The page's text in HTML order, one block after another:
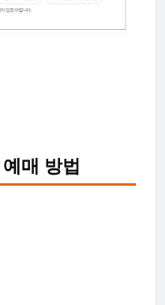
매 방법